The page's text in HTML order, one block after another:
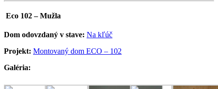
Eco 102 – Mužla
Dom odovzdaný v stave: Na kľúč
Projekt: Montovaný dom ECO – 102
Galéria: